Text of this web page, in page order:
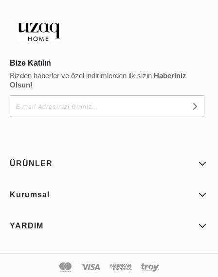
Bize Katılın
Bizden haberler ve özel indirimlerden ilk sizin Haberiniz
Olsun!
ÜRÜNLER
Kurumsal
YARDIM